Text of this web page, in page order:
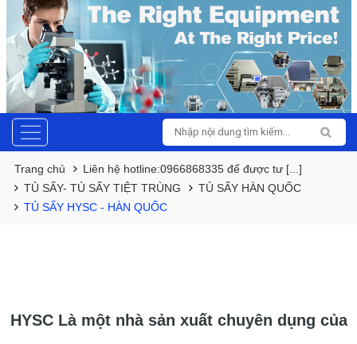
Trang chủ
Liên hệ hotline:0966868335 để được tư [...]
TỦ SẤY- TỦ SẤY TIỆT TRÙNG
TỦ SẤY HÀN QUỐC
TỦ SẤY HYSC - HÀN QUỐC
HYSC Là một nhà sản xuất chuyên dụng của